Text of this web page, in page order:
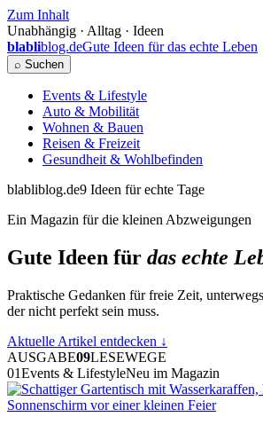
Zum Inhalt
Unabhängig · Alltag · Ideen
blabliblog.deGute Ideen für das echte Leben
⌕ Suchen
Events & Lifestyle
Auto & Mobilität
Wohnen & Bauen
Reisen & Freizeit
Gesundheit & Wohlbefinden
blabliblog.de9 Ideen für echte Tage
Ein Magazin für die kleinen Abzweigungen
Gute Ideen für das echte
Praktische Gedanken für freie Zeit,
der nicht perfekt sein muss.
Aktuelle Artikel entdecken ↓
AUSGABE09LESEWEGE
01Events & LifestyleNeu im Magazin